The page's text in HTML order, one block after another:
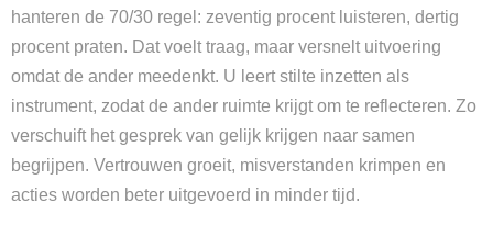
hanteren de 70/30 regel: zeventig procent luisteren, dertig
procent praten. Dat voelt traag, maar versnelt uitvoering
omdat de ander meedenkt. U leert stilte inzetten als
instrument, zodat de ander ruimte krijgt om te reflecteren. Zo
verschuift het gesprek van gelijk krijgen naar samen
begrijpen. Vertrouwen groeit, misverstanden krimpen en
acties worden beter uitgevoerd in minder tijd.